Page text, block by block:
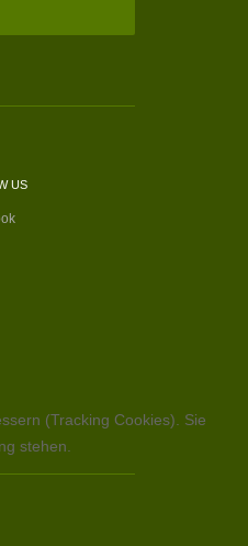
US
(Tracking Cookies). Sie
stehen.